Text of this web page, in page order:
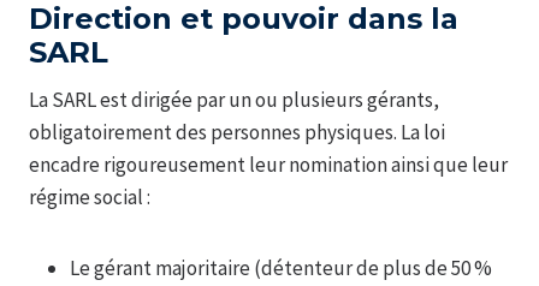
Direction et pouvoir dans la
SARL
La SARL est dirigée par un ou plusieurs gérants,
obligatoirement des personnes physiques. La loi
encadre rigoureusement leur nomination ainsi que leur
régime social :
Le gérant majoritaire (détenteur de plus de 50 %